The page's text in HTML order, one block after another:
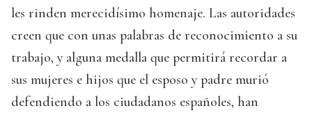
les rinden merecidísimo homenaje. Las autoridades
creen que con unas palabras de reconocimiento a su
trabajo, y alguna medalla que permitirá recordar a
sus mujeres e hijos que el esposo y padre murió
defendiendo a los ciudadanos españoles, han